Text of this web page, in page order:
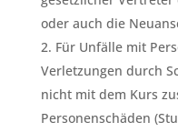
oder auch die
Für Unfälle mit
Verletzungen durch
nicht mit dem Kurs
Personenschäden